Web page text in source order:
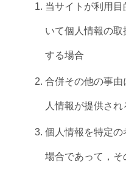
当サイトが利用
いて個人情報の
する場合
合併その他の事
人情報が提供され
個人情報を特定
場合であって，